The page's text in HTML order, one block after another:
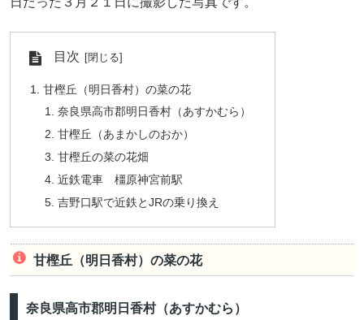
目次
甘樫丘（明日香村）の菜の花
奈良県高市郡明日香村（あすかむら）
甘樫丘（あまかしのおか）
甘樫丘の菜の花畑
近鉄電車 橿原神宮前駅
吉野口駅で近鉄とJRの乗り換え
甘樫丘（明日香村）の菜の花
奈良県高市郡明日香村（あすかむら）